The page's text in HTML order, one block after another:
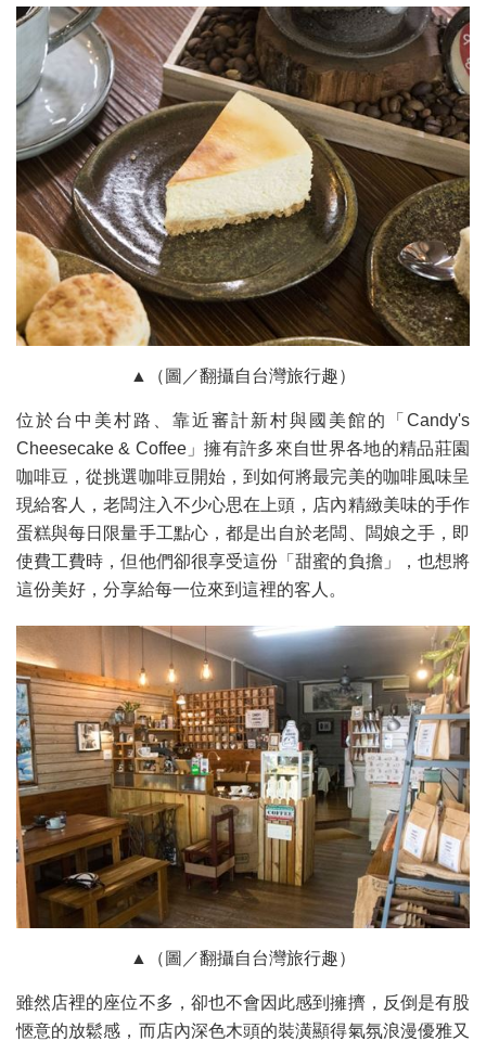
▲（圖／翻攝自台灣旅行趣）
位於台中美村路、靠近審計新村與國美館的「Candy's
Cheesecake & Coffee」擁有許多來自世界各地的精品莊園
咖啡豆，從挑選咖啡豆開始，到如何將最完美的咖啡風味呈
現給客人，老闆注入不少心思在上頭，店內精緻美味的手作
蛋糕與每日限量手工點心，都是出自於老闆、闆娘之手，即
使費工費時，但他們卻很享受這份「甜蜜的負擔」，也想將
這份美好，分享給每一位來到這裡的客人。
▲（圖／翻攝自台灣旅行趣）
雖然店裡的座位不多，卻也不會因此感到擁擠，反倒是有股
愜意的放鬆感，而店內深色木頭的裝潢顯得氣氛浪漫優雅又